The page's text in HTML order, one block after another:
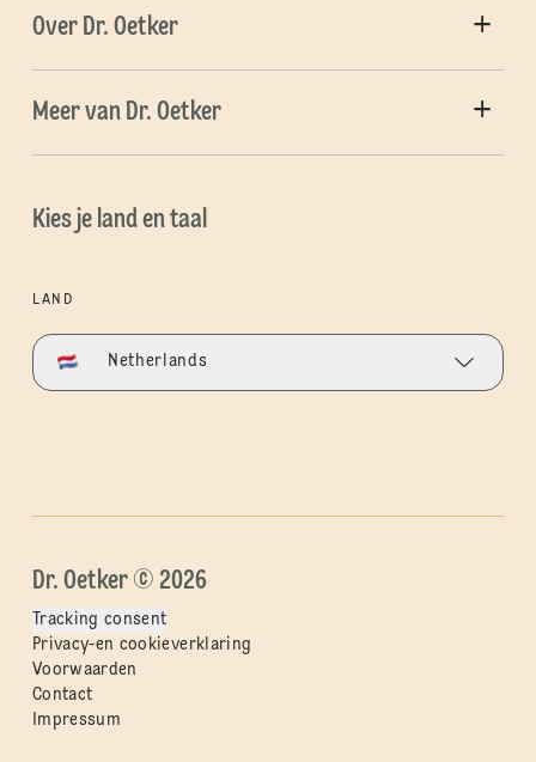
Over Dr. Oetker
Meer van Dr. Oetker
Kies je land en taal
LAND
Netherlands
Dr. Oetker © 2026
Tracking consent
Privacy-en cookieverklaring
Voorwaarden
Contact
Impressum